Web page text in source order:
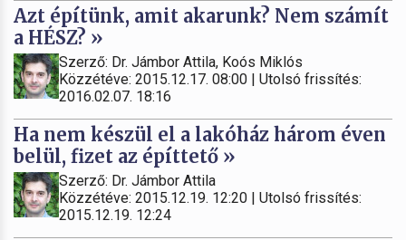
Azt építünk, amit akarunk? Nem számít
a HÉSZ? »
Szerző: Dr. Jámbor Attila, Koós Miklós
Közzétéve: 2015.12.17. 08:00 | Utolsó frissítés:
2016.02.07. 18:16
Ha nem készül el a lakóház három éven
belül, fizet az építtető »
Szerző: Dr. Jámbor Attila
Közzétéve: 2015.12.19. 12:20 | Utolsó frissítés:
2015.12.19. 12:24